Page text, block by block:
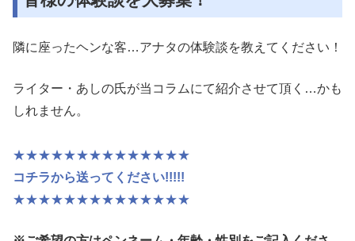
隣に座ったヘンな客…アナタの体験談を教えてください！
ライター・あしの氏が当コラムにて紹介させて頂く…かも
しれません。
★★★★★★★★★★★★★★
コチラから送ってください!!!!!
★★★★★★★★★★★★★★